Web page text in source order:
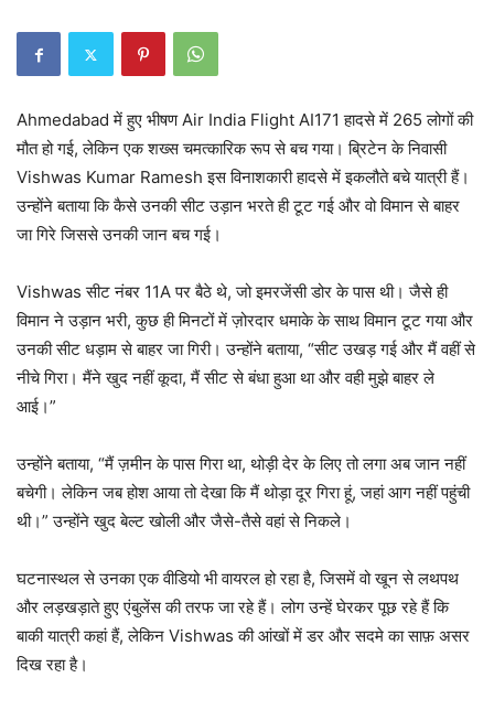
Ahmedabad में हुए भीषण Air India Flight AI171 हादसे में 265 लोगों की
मौत हो गई, लेकिन एक शख्स चमत्कारिक रूप से बच गया। ब्रिटेन के निवासी
Vishwas Kumar Ramesh इस विनाशकारी हादसे में इकलौते बचे यात्री हैं।
उन्होंने बताया कि कैसे उनकी सीट उड़ान भरते ही टूट गई और वो विमान से बाहर
जा गिरे जिससे उनकी जान बच गई।
Vishwas सीट नंबर 11A पर बैठे थे, जो इमरजेंसी डोर के पास थी। जैसे ही
विमान ने उड़ान भरी, कुछ ही मिनटों में ज़ोरदार धमाके के साथ विमान टूट गया और
उनकी सीट धड़ाम से बाहर जा गिरी। उन्होंने बताया, “सीट उखड़ गई और मैं वहीं से
नीचे गिरा। मैंने खुद नहीं कूदा, मैं सीट से बंधा हुआ था और वही मुझे बाहर ले
आई।”
उन्होंने बताया, “मैं ज़मीन के पास गिरा था, थोड़ी देर के लिए तो लगा अब जान नहीं
बचेगी। लेकिन जब होश आया तो देखा कि मैं थोड़ा दूर गिरा हूं, जहां आग नहीं पहुंची
थी।” उन्होंने खुद बेल्ट खोली और जैसे-तैसे वहां से निकले।
घटनास्थल से उनका एक वीडियो भी वायरल हो रहा है, जिसमें वो खून से लथपथ
और लड़खड़ाते हुए एंबुलेंस की तरफ जा रहे हैं। लोग उन्हें घेरकर पूछ रहे हैं कि
बाकी यात्री कहां हैं, लेकिन Vishwas की आंखों में डर और सदमे का साफ़ असर
दिख रहा है।